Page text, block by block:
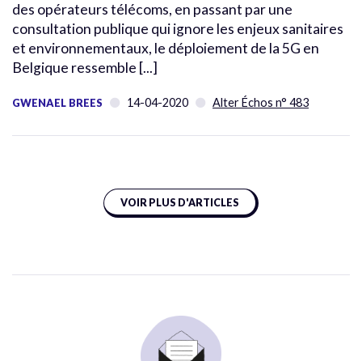
des opérateurs télécoms, en passant par une
consultation publique qui ignore les enjeux sanitaires
et environnementaux, le déploiement de la 5G en
Belgique ressemble [...]
GWENAEL BREES 14-04-2020 Alter Échos n° 483
VOIR PLUS D'ARTICLES